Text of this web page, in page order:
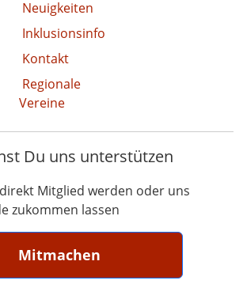
Neuigkeiten
Inklusionsinfo
Kontakt
Regionale
Vereine
Du uns unterstützen
Mitglied werden oder uns
zukommen lassen
Mitmachen